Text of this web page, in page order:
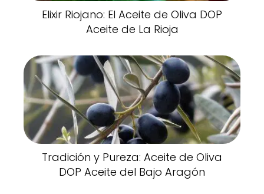
Elixir Riojano: El Aceite de Oliva DOP
Aceite de La Rioja
Tradición y Pureza: Aceite de Oliva
DOP Aceite del Bajo Aragón